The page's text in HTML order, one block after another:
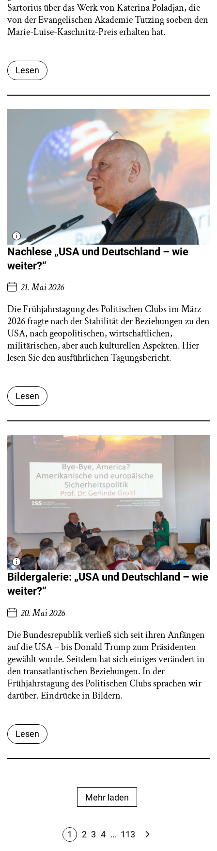
Sartorius über das Werk von Katerina Poladjan, die
von der Evangelischen Akademie Tutzing soeben den
Marie-Luise-Kaschnitz-Preis erhalten hat.
Lesen
Nachlese „USA und Deutschland – wie
weiter?“
21. Mai 2026
Die Frühjahrstagung des Politischen Clubs im März
2026 fragte nach der Stabilität der Beziehungen zu den
USA, nach geopolitischen, wirtschaftlichen,
militärischen, aber auch kulturellen Aspekten. Hier
lesen Sie den ausführlichen Tagungsbericht.
Lesen
Bildergalerie: „USA und Deutschland – wie
weiter?“
20. Mai 2026
Die Bundesrepublik verließ sich seit ihren Anfängen
auf die USA – bis Donald Trump zum Präsidenten
gewählt wurde. Seitdem hat sich einiges verändert in
den transatlantischen Beziehungen. In der
Frühjahrstagung des Politischen Clubs sprachen wir
darüber. Eindrücke in Bildern.
Lesen
Mehr laden
1 2 3 4 … 113